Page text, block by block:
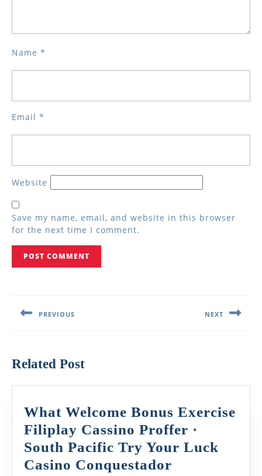
Name *
Email *
Website
Save my name, email, and website in this browser
for the next time I comment.
PREVIOUS NEXT
Related Post
What Welcome Bonus Exercise
Filiplay Cassino Proffer ·
South Pacific Try Your Luck
Casino Conquestador